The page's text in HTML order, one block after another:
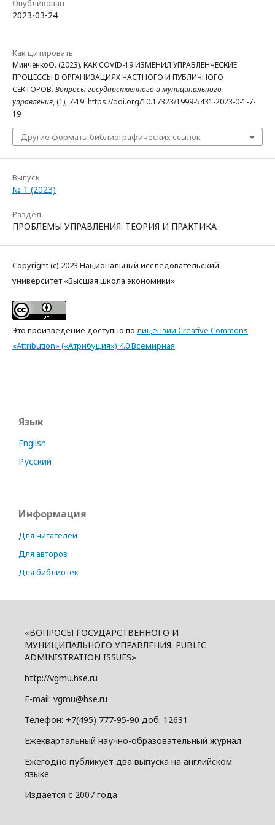
Опубликован
2023-03-24
Как цитировать
МинченкоО. (2023). КАК COVID-19 ИЗМЕНИЛ УПРАВЛЕНЧЕСКИЕ
ПРОЦЕССЫ В ОРГАНИЗАЦИЯХ ЧАСТНОГО И ПУБЛИЧНОГО
СЕКТОРОВ. Вопросы государственного и муниципального
управления, (1), 7-19. https://doi.org/10.17323/1999-5431-2023-0-1-7-
19
Другие форматы библиографических ссылок
Выпуск
№ 1 (2023)
Раздел
ПРОБЛЕМЫ УПРАВЛЕНИЯ: ТЕОРИЯ И ПРАКТИКА
Copyright (c) 2023 Национальный исследовательский
университет «Высшая школа экономики»
Это произведение доступно по лицензии Creative Commons
«Attribution» («Атрибуция») 4.0 Всемирная.
Язык
English
Русский
Информация
Для читателей
Для авторов
Для библиотек
«ВОПРОСЫ ГОСУДАРСТВЕННОГО И
МУНИЦИПАЛЬНОГО УПРАВЛЕНИЯ. PUBLIC
ADMINISTRATION ISSUES»
http://vgmu.hse.ru
E-mail: vgmu@hse.ru
Телефон: +7(495) 777-95-90 доб. 12631
Ежеквартальный научно-образовательный журнал
Ежегодно публикует два выпуска на английском
языке
Издается с 2007 года